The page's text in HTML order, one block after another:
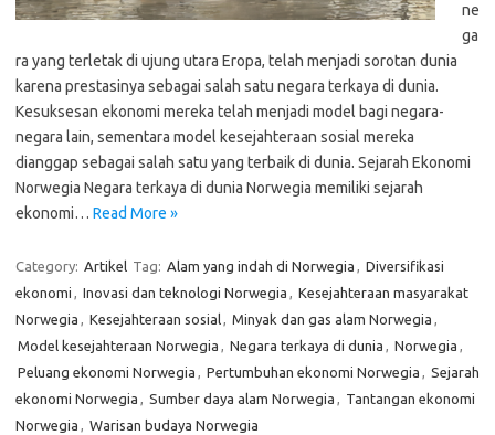
ne
ga
ra yang terletak di ujung utara Eropa, telah menjadi sorotan dunia
karena prestasinya sebagai salah satu negara terkaya di dunia.
Kesuksesan ekonomi mereka telah menjadi model bagi negara-
negara lain, sementara model kesejahteraan sosial mereka
dianggap sebagai salah satu yang terbaik di dunia. Sejarah Ekonomi
Norwegia Negara terkaya di dunia Norwegia memiliki sejarah
ekonomi… Read More »
Category: Artikel Tag: Alam yang indah di Norwegia , Diversifikasi
ekonomi , Inovasi dan teknologi Norwegia , Kesejahteraan masyarakat
Norwegia , Kesejahteraan sosial, Minyak dan gas alam Norwegia ,
Model kesejahteraan Norwegia , Negara terkaya di dunia , Norwegia ,
Peluang ekonomi Norwegia , Pertumbuhan ekonomi Norwegia , Sejarah
ekonomi Norwegia , Sumber daya alam Norwegia , Tantangan ekonomi
Norwegia , Warisan budaya Norwegia